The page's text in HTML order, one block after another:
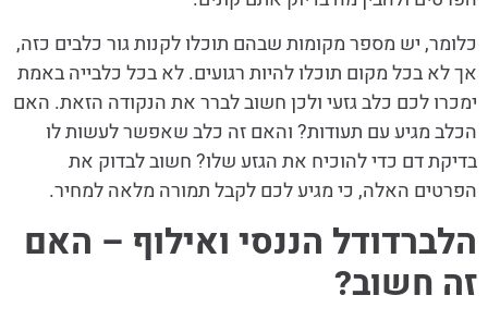
כלומר, יש מספר מקומות שבהם תוכלו לקנות גור כלבים כזה,
אך לא בכל מקום תוכלו להיות רגועים. לא בכל כלבייה באמת
ימכרו לכם כלב גזעי ולכן חשוב לברר את הנקודה הזאת. האם
הכלב מגיע עם תעודות? והאם זה כלב שאפשר לעשות לו
בדיקת דם כדי להוכיח את הגזע שלו? חשוב לבדוק את
הפרטים האלה, כי מגיע לכם לקבל תמורה מלאה למחיר.
הלברדודל הננסי ואילוף – האם
זה חשוב?